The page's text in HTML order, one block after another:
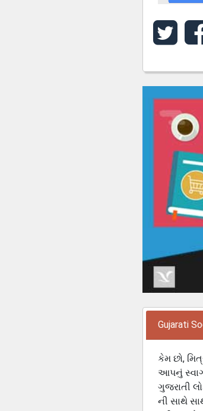
Gujarati
કેમ છો,
આપનું
ગુજરાતી
ની સાથે